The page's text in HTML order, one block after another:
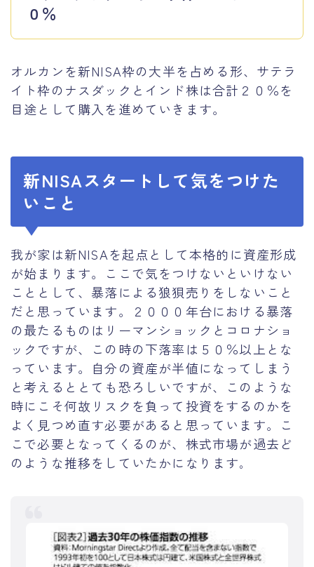
０％
オルカンを新NISA枠の大半を占める形、サテラ
イト枠のナスダックとインド株は合計２０％を
目途として購入を進めていきます。
新NISAスタートして気をつけた
いこと
我が家は新NISAを起点として本格的に資産形成
が始まります。ここで気をつけないといけない
こととして、暴落による狼狽売りをしないこと
だと思っています。２０００年台における暴落
の最たるものはリーマンショックとコロナショ
ックですが、この時の下落率は５０％以上とな
っています。自分の資産が半値になってしまう
と考えるととても恐ろしいですが、このような
時にこそ何故リスクを負って投資をするのかを
よく見つめ直す必要があると思っています。こ
こで必要となってくるのが、株式市場が過去ど
のような推移をしていたかになります。